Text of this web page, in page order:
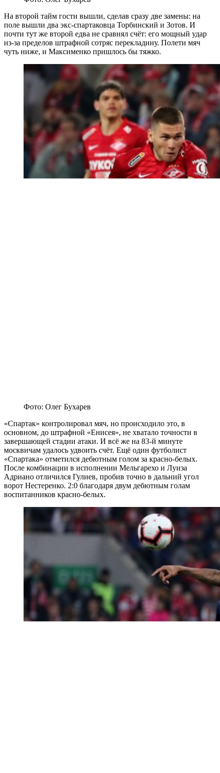
На второй тайм гости вышли, сделав сразу две замены: на
поле вышли два экс-спартаковца Торбинский и Зотов. И
почти тут же второй едва не сравнял счёт: его мощный удар
из-за пределов штрафной сотряс перекладину. Полети мяч
чуть ниже, и Максименко пришлось бы тяжко.
Фото: Олег Бухарев
«Спартак» контролировал мяч, но происходило это, в
основном, до штрафной «Енисея», не хватало точности в
завершающей стадии атаки. И всё же на 83-й минуте
москвичам удалось удвоить счёт. Ещё один футболист
«Спартака» отметился дебютным голом за красно-белых.
После комбинации в исполнении Мельгарехо и Луиза
Адриано отличился Гулиев, пробив точно в дальний угол
ворот Нестеренко. 2:0 благодаря двум дебютным голам
воспитанников красно-белых.